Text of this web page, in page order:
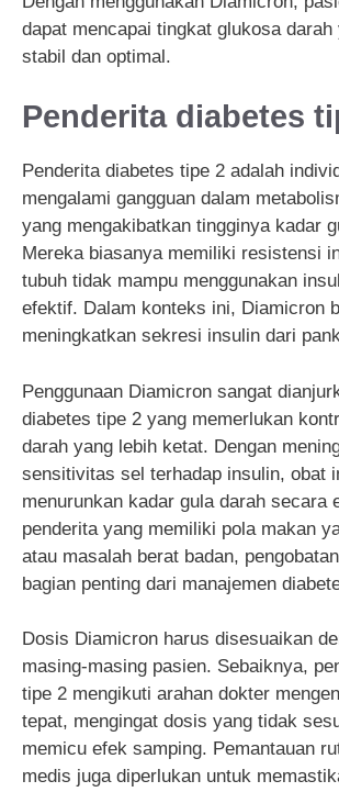
dapat mencapai tingkat glukosa darah
stabil dan optimal.
Penderita diabetes
Penderita diabetes tipe 2 adalah
mengalami gangguan dalam
yang mengakibatkan tingginya kadar
Mereka biasanya memiliki resistensi
tubuh tidak mampu menggunakan
efektif. Dalam konteks ini, Diamicron
meningkatkan sekresi insulin dari
Penggunaan Diamicron sangat
diabetes tipe 2 yang memerlukan
darah yang lebih ketat. Dengan
sensitivitas sel terhadap insulin, obat
menurunkan kadar gula darah secara
penderita yang memiliki pola makan
atau masalah berat badan,
bagian penting dari manajemen
Dosis Diamicron harus disesuaikan
masing-masing pasien. Sebaiknya,
tipe 2 mengikuti arahan dokter
tepat, mengingat dosis yang tidak
memicu efek samping. Pemantauan
medis juga diperlukan untuk